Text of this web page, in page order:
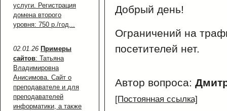
услуги. Регистрация
домена второго
уровня: 750 р./год...
02.01.26 Примеры
сайтов: Татьяна
Владимировна
Анисимова. Сайт о
преподавателе и для
преподавателей
информатики, а также
Добрый день!
Ограничений на
посетителей нет.
Автор вопроса:
[Постоянная ссылка]